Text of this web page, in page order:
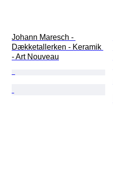
Johann Maresch -
Dækketallerken - Keramik
- Art Nouveau